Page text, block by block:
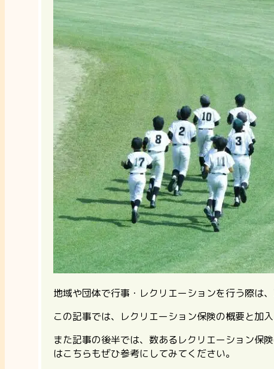
地域や団体で行事・レクリエーションを行う際は
この記事では、レクリエーション保険の概要と加
また記事の後半では、数あるレクリエーション保
はこちらもぜひ参考にしてみてください。